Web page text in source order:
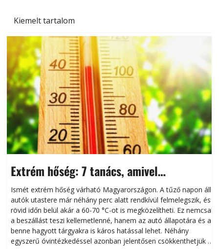
Kiemelt tartalom
Extrém hőség: 7 tanács, amivel
megóvhatjuk autónkat a nyári károktól
Ismét extrém hőség várható Magyarországon. A tűző napon álló
autók utastere már néhány perc alatt rendkívül felmelegszik, és
rövid időn belül akár a 60-70 °C-ot is megközelítheti. Ez nemcsak
a beszállást teszi kellemetlenné, hanem az autó állapotára és a
benne hagyott tárgyakra is káros hatással lehet. Néhány
egyszerű óvintézkedéssel azonban jelentősen csökkenthetjük a